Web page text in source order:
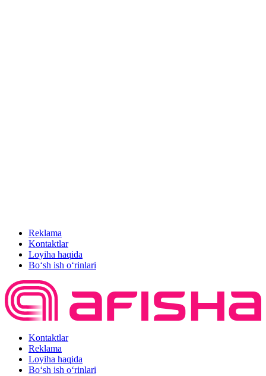
Reklama
Kontaktlar
Loyiha haqida
Bo‘sh ish o‘rinlari
Kontaktlar
Reklama
Loyiha haqida
Bo‘sh ish o‘rinlari